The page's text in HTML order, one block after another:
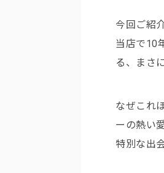
今回ご紹
当店で10
る、まさ
なぜこれ
ーの熱い
特別な出